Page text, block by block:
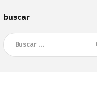
buscar
Buscar: